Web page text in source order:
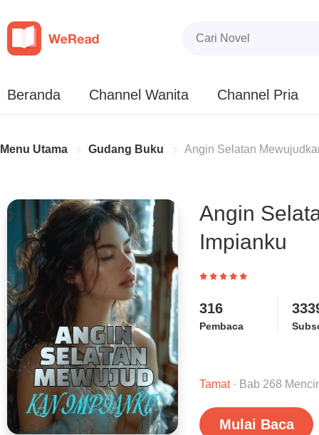
Beranda Channel Wanita Channel Pria
Menu Utama Gudang Buku Angin Selatan
Angin
Impianku
316
Pembaca
Tamat· Bab 268
Mulai Baca